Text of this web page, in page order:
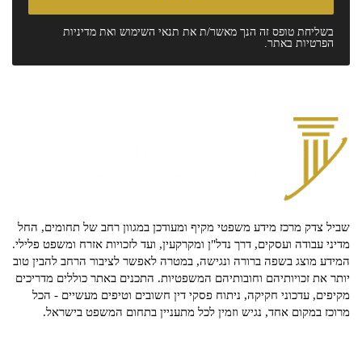
בשליחת טופס זה הנך מאשר/ת את תנאי השימוש ואת מדיניות
הפרטיות באתר.
שביל צדק מרכז מידע משפטי מקיף ומעודכן במגוון רחב של תחומים, החל
מדיני עבודה ועסקים, דרך נדל"ן ומקרקעין, ועד לזכויות אזרח ומשפט פלילי.
המידע מוצג בשפה ברורה ונגישה, במטרה לאפשר לציבור הרחב להבין טוב
יותר את זכויותיהם וחובותיהם המשפטיות. התכנים באתר כוללים מדריכים
מקיפים, עדכוני חקיקה, ניתוח פסקי דין חשובים וטיפים מעשיים - הכל
מרוכז במקום אחד, נגיש וזמין לכל מתעניין בתחום המשפט בישראל.